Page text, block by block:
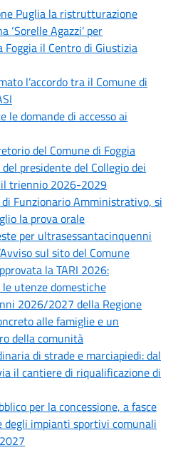
Puglia la ristrutturazione
‘Sorelle Agazzi’ per
il Centro di Giustizia
l’accordo tra il Comune di
le domande di accesso ai
del Comune di Foggia
presidente del Collegio dei
il triennio 2026-2029
Funzionario Amministrativo, si
la prova orale
per ultrasessantacinquenni
sul sito del Comune
la TARI 2026:
utenze domestiche
2026/2027 della Regione
alle famiglie e un
della comunità
di strade e marciapiedi: dal
il cantiere di riqualificazione di
per la concessione, a fasce
degli impianti sportivi comunali